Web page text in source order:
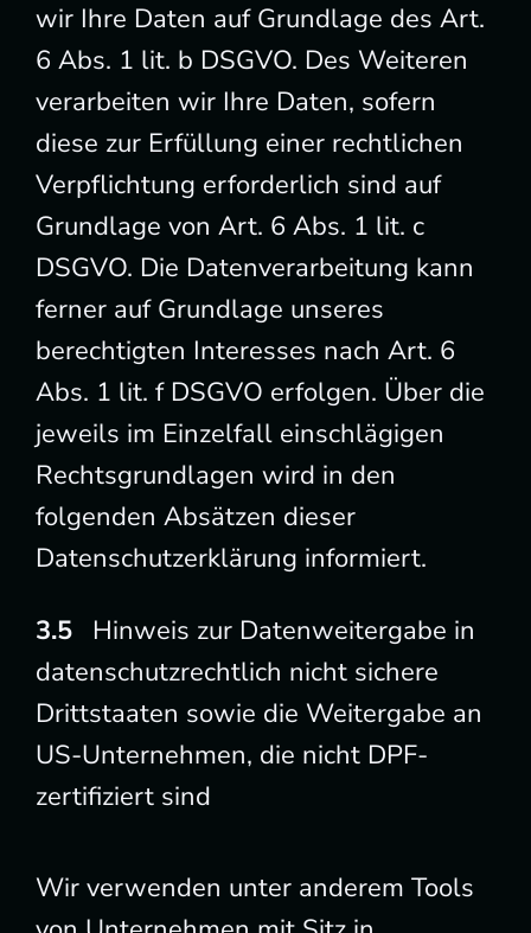
wir Ihre Daten auf Grundlage des Art.
6 Abs. 1 lit. b DSGVO. Des Weiteren
verarbeiten wir Ihre Daten, sofern
diese zur Erfüllung einer rechtlichen
Verpflichtung erforderlich sind auf
Grundlage von Art. 6 Abs. 1 lit. c
DSGVO. Die Datenverarbeitung kann
ferner auf Grundlage unseres
berechtigten Interesses nach Art. 6
Abs. 1 lit. f DSGVO erfolgen. Über die
jeweils im Einzelfall einschlägigen
Rechtsgrundlagen wird in den
folgenden Absätzen dieser
Datenschutzerklärung informiert.
Hinweis zur Datenweitergabe in
datenschutzrechtlich nicht sichere
Drittstaaten sowie die Weitergabe an
US-Unternehmen, die nicht DPF-
zertifiziert sind
Wir verwenden unter anderem Tools